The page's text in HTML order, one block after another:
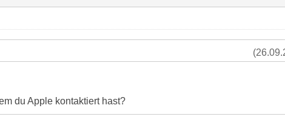
du Apple kontaktiert hast?